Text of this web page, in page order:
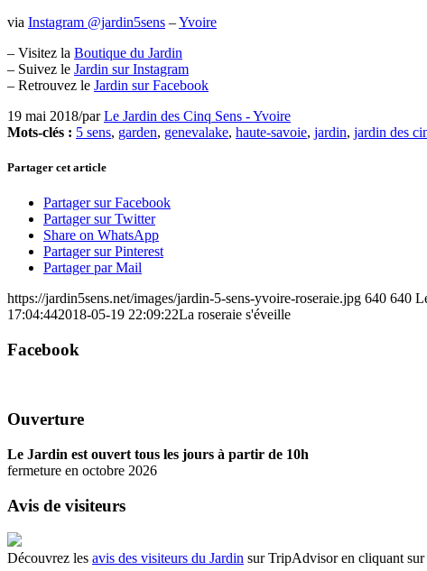
via Instagram @jardin5sens –Yvoire
– Visitez la Boutique du Jardin
– Suivez le Jardin sur Instagram
– Retrouvez le Jardin sur Facebook
19 mai 2018/parLe Jardin des Cinq Sens - Yvoire
Mots-clés : 5 sens, garden, genevalake, haute-savoie, jardin, jardin des
Partager cet article
Partager sur Facebook
Partager sur Twitter
Share on WhatsApp
Partager sur Pinterest
Partager par Mail
https://jardin5sens.net/images/jardin-5-sens-yvoire-roseraie.jpg 640 640
17:04:442018-05-19 22:09:22La roseraie s'éveille
Facebook
Ouverture
Le Jardin est ouvert tous les jours à partir de 10h
fermeture en octobre 2026
Avis de visiteurs
Découvrez les avis des visiteurs du Jardin sur TripAdvisor en cliquant